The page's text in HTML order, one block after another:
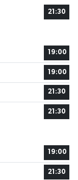
21:30
19:00
19:00
21:30
21:30
19:00
21:30